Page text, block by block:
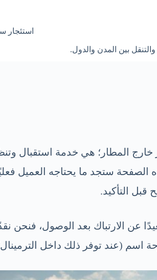
بين المدن والدول.
استئجار
المطار؛ هي خدمة استقبال
ستجد ما يحتاجه العميل
قبل التأكيد.
عن الارتباك بعد الوصول، فنحن
اسم (عند توفر ذلك داخل